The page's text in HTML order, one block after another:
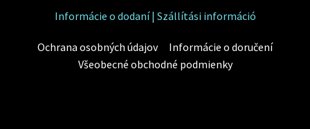
Informácie o dodaní | Szállítási információ
Ochrana osobných údajov
Informácie o doručení
Všeobecné obchodné podmienky